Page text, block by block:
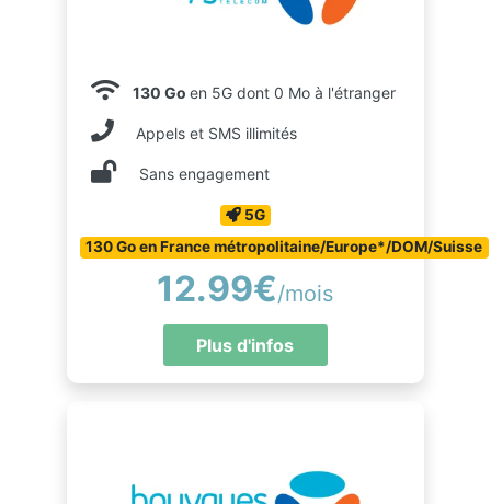
130 Go en 5G dont 0 Mo à l'étranger
Appels et SMS illimités
Sans engagement
5G
130 Go en France métropolitaine/Europe*/DOM/Suisse
12.99€/mois
Plus d'infos